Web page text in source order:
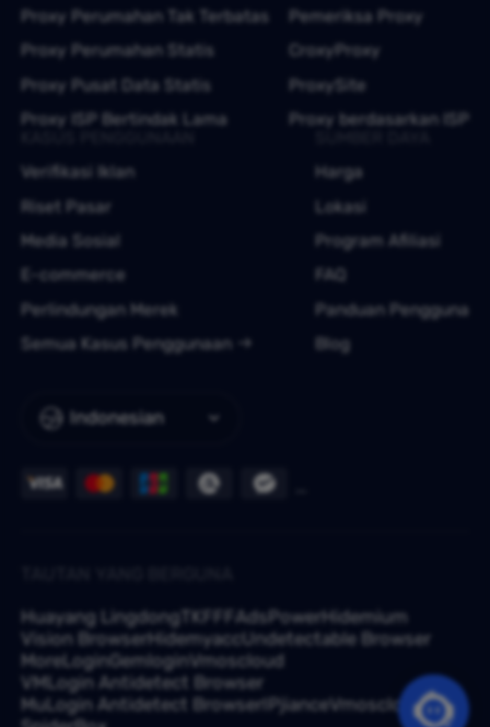
Indonesian
Proxy Perumahan Tak Terbatas
Proxy Perumahan Statis
Proxy Pusat Data Statis
Proxy ISP Bertindak Lama
Pemeriksa Proxy
CroxyProxy
ProxySite
Proxy berdasarkan ISP
Verifikasi Iklan
Riset Pasar
Media Sosial
E-commerce
Perlindungan Merek
Semua Kasus Penggunaan
Harga
Lokasi
Program Afiliasi
FAQ
Panduan Pengguna
Blog
Huayang Lingdong TKFFF AdsPowerHidemium
Vision BrowserHidemyaccUndetectable Browser
MoreLoginGemlogin Vmoscloud
VMLogin Antidetect Browser
MuLogin Antidetect BrowserIPjianceVmoscloud